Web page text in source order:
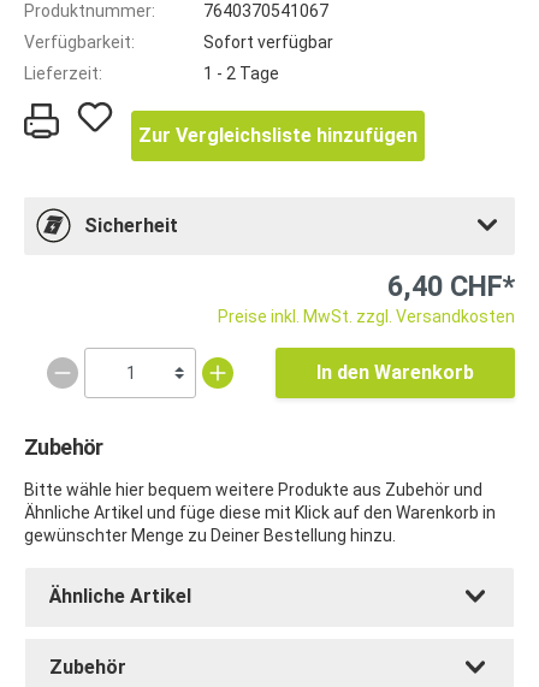
Produktnummer:
7640370541067
Verfügbarkeit:
Sofort verfügbar
Lieferzeit:
1 - 2 Tage
Zur Vergleichsliste hinzufügen
Sicherheit
6,40 CHF*
Preise inkl. MwSt. zzgl. Versandkosten
In den Warenkorb
Zubehör
Bitte wähle hier bequem weitere Produkte aus Zubehör und
Ähnliche Artikel und füge diese mit Klick auf den Warenkorb in
gewünschter Menge zu Deiner Bestellung hinzu.
Ähnliche Artikel
Zubehör